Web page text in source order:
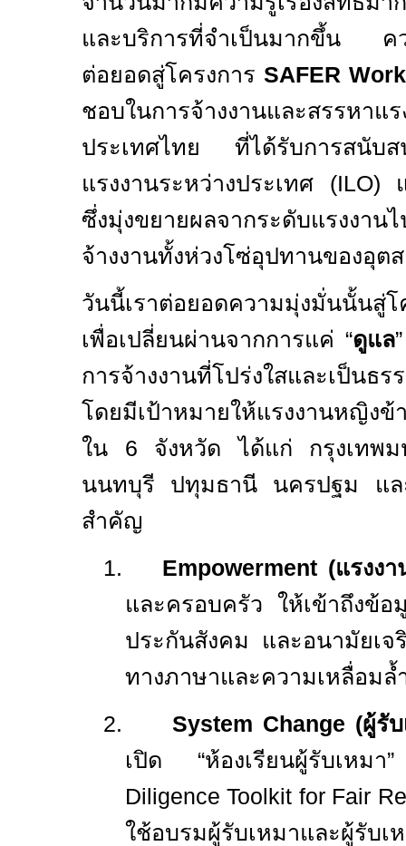
และบริการที่จำเป็นมากขึ้น คว
ต่อยอดสู่โครงการ SAFER Work
ชอบในการจ้างงานและสรรหาแ
ประเทศไทย ที่ได้รับการสนับส
แรงงานระหว่างประเทศ (ILO)
ซึ่งมุ่งขยายผลจากระดับแรงงา
จ้างงานทั้งห่วงโซ่อุปทานของอุต
วันนี้เราต่อยอดความมุ่งมั่นนั้นสู่
เพื่อเปลี่ยนผ่านจากการแค่ “ดูแล
การจ้างงานที่โปร่งใสและเป็นธ
โดยมีเป้าหมายให้แรงงานหญิง
ใน 6 จังหวัด ได้แก่ กรุงเทพ
นนทบุรี ปทุมธานี นครปฐม แ
สำคัญ
1.
Empowerment (แรงงา
และครอบครัว ให้เข้าถึงข้
ประกันสังคม และอนามัยเ
ทางภาษาและความเหลื่อมล้
2.
System Change (ผู้รั
เปิด “ห้องเรียนผู้รับเห
Diligence Toolkit for Fair
ใช้อบรมผู้รับเหมาและผู้รั